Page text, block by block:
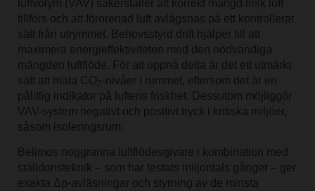
luftvolym (VAV) säkerställer att korrekt mängd frisk luft
tillförs och att förorenad luft avlägsnas på ett kontrollerat
sätt från utrymmet. Behovsstyrd drift hjälper till att
maximera energieffektiviteten med den nödvändiga
mängden luftflöde. För att uppnå detta är det ett utmärkt
sätt att mäta CO -nivåer i rummet, eftersom det är en
pålitlig indikator på luftens friskhet. Dessutom möjliggör
VAV-system negativt och positivt tryck i kritiska miljöer,
såsom isoleringsrum.
Belimos noggranna luftflödesgivare i kombination med
ställdonsteknik – som har testats miljontals gånger – ger
exakta Δp-avläsningar och styrning av de minsta